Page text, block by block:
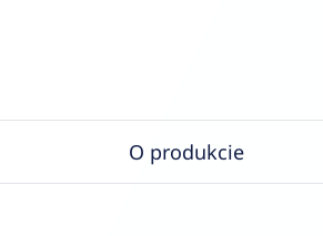
O produkcie